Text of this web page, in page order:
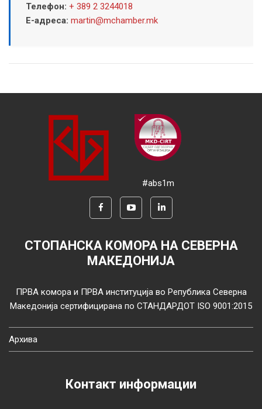
Телефон: + 389 2 3244018
Е-адреса: martin@mchamber.mk
#abs1m
СТОПАНСКА КОМОРА НА СЕВЕРНА
МАКЕДОНИЈА
ПРВА комора и ПРВА институција во Република Северна
Македонија сертифицирана по СТАНДАРДОТ ISO 9001:2015
Архива
Контакт информации